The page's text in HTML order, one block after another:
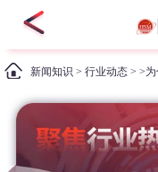
新闻知识 >行业动态 > >